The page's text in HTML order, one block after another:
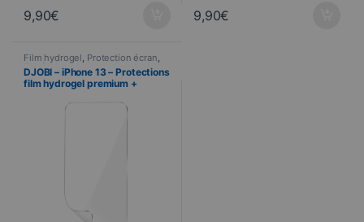
9,90€ 9,90€
Film hydrogel Protection écran
Telefonie
DJOBI – iPhone 13 – Protections
film hydrogel premium +